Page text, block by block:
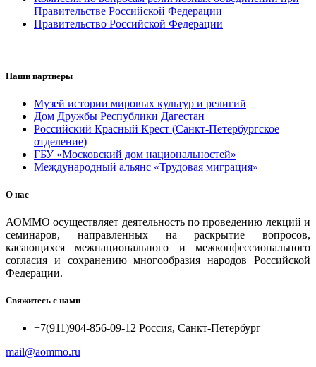
Правительстве Российской Федерации
Правительство Российской Федерации
Наши партнеры
Музей истории мировых культур и религий
Дом Дружбы Республики Дагестан
Российский Красный Крест (Санкт-Петербургское
отделение)
ГБУ «Московский дом национальностей»
Международный альянс «Трудовая миграция»
О нас
АОММО осуществляет деятельность по проведению лекций и
семинаров, направленных на раскрытие вопросов,
касающихся межнационального и межконфессионального
согласия и сохранению многообразия народов Российской
Федерации.
Свяжитесь с нами
+7(911)904-856-09-12 Россия, Санкт-Петербург
mail@aommo.ru